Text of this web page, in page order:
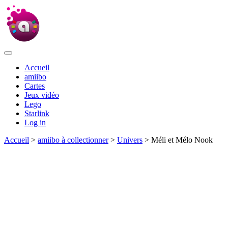
Accueil
amiibo
Cartes
Jeux vidéo
Lego
Starlink
Log in
Accueil > amiibo à collectionner> Univers > Méli et Mélo Nook